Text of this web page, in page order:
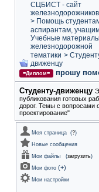
СЦБИСТ - сайт
> Помощь
аспирантам,
Учебные материалы
железнодорожной
тематики >
движeнцу
=Диплом= прошу
Студенту-движeнцу
публикования готовых
дорог. Темы с вопросами
проектирование"
Моя страница (?)
Новые сообщения
Мои файлы
(загрузить)
Мои фото (+)
Мои настройки